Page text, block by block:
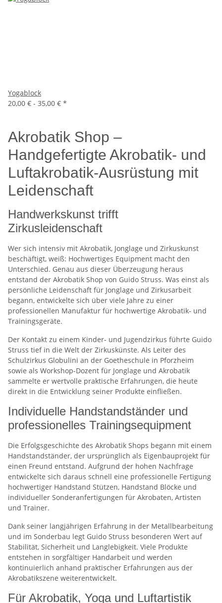
Yogablock
20,00 € - 35,00 € *
Akrobatik Shop –
Handgefertigte Akrobatik- und
Luftakrobatik-Ausrüstung mit
Leidenschaft
Handwerkskunst trifft
Zirkusleidenschaft
Wer sich intensiv mit Akrobatik, Jonglage und Zirkuskunst
beschäftigt, weiß: Hochwertiges Equipment macht den
Unterschied. Genau aus dieser Überzeugung heraus
entstand der Akrobatik Shop von Guido Struss. Was einst als
persönliche Leidenschaft für Jonglage und Zirkusarbeit
begann, entwickelte sich über viele Jahre zu einer
professionellen Manufaktur für hochwertige Akrobatik- und
Trainingsgeräte.
Der Kontakt zu einem Kinder- und Jugendzirkus führte Guido
Struss tief in die Welt der Zirkuskünste. Als Leiter des
Schulzirkus Globulini an der Goetheschule in Pforzheim
sowie als Workshop-Dozent für Jonglage und Akrobatik
sammelte er wertvolle praktische Erfahrungen, die heute
direkt in die Entwicklung seiner Produkte einfließen.
Individuelle Handstandständer und
professionelles Trainingsequipment
Die Erfolgsgeschichte des Akrobatik Shops begann mit einem
Handstandständer, der ursprünglich als Eigenbauprojekt für
einen Freund entstand. Aufgrund der hohen Nachfrage
entwickelte sich daraus schnell eine professionelle Fertigung
hochwertiger Handstand Stützen, Handstand Blöcke und
individueller Sonderanfertigungen für Akrobaten, Artisten
und Trainer.
Dank seiner langjährigen Erfahrung in der Metallbearbeitung
und im Sonderbau legt Guido Struss besonderen Wert auf
Stabilität, Sicherheit und Langlebigkeit. Viele Produkte
entstehen in sorgfältiger Handarbeit und werden
kontinuierlich anhand praktischer Erfahrungen aus der
Akrobatikszene weiterentwickelt.
Für Akrobatik, Yoga und Luftartistik